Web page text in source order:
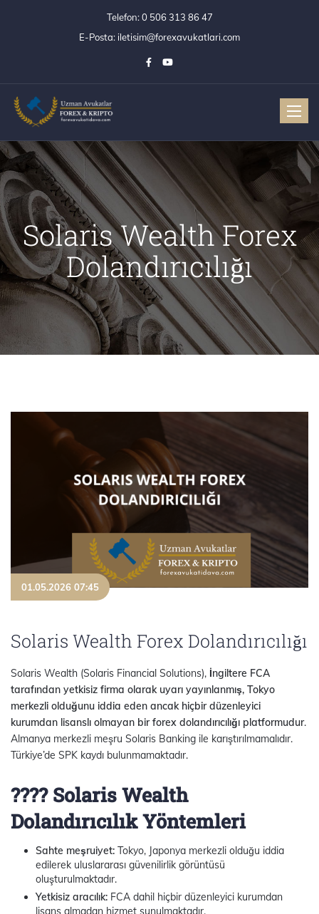
Telefon:0 506 313 86 47
E-Posta: iletisim@forexavukatlari.com
Solaris Wealth Forex
Dolandırıcılığı
01.05.2026 07:45
Solaris Wealth Forex Dolandırıcılığı
Solaris Wealth (Solaris Financial Solutions), İngiltere FCA
tarafından yetkisiz firma olarak uyarı yayınlanmış, Tokyo
merkezli olduğunu iddia eden ancak hiçbir düzenleyici
kurumdan lisanslı olmayan bir forex dolandırıcılığı platformudur.
Almanya merkezli meşru Solaris Banking ile karıştırılmamalıdır.
Türkiye’de SPK kaydı bulunmamaktadır.
???? Solaris Wealth
Dolandırıcılık Yöntemleri
Sahte meşruiyet: Tokyo, Japonya merkezli olduğu iddia
edilerek uluslararası güvenilirlik görüntüsü
oluşturulmaktadır.
Yetkisiz aracılık: FCA dahil hiçbir düzenleyici kurumdan
lisans almadan hizmet sunulmaktadır.